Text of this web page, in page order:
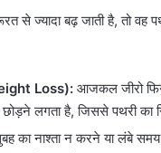
से ज्यादा बढ़ जाती है, तो
Loss): आजकल जीरो
लगता है, जिससे पथरी का
का नाश्ता न करने या लंबे